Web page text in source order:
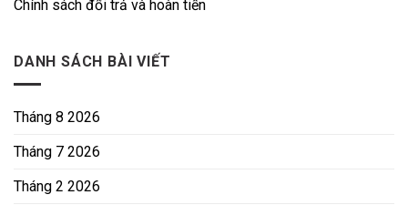
Chính sách đổi trả và hoàn tiền
DANH SÁCH BÀI VIẾT
Tháng 8 2026
Tháng 7 2026
Tháng 2 2026